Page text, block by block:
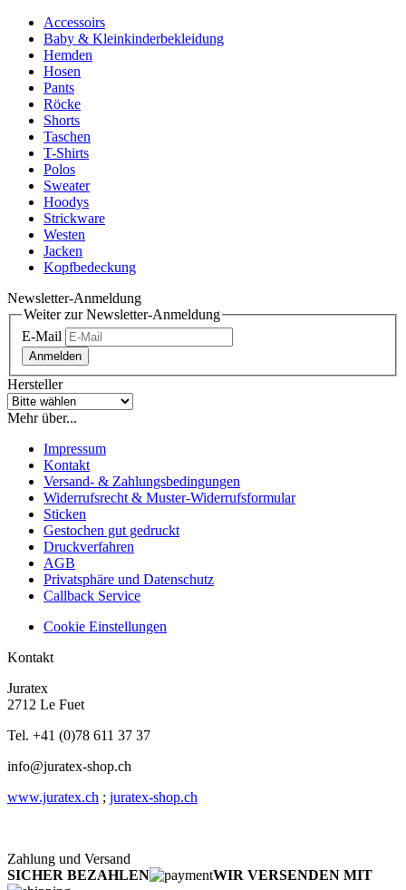
Accessoirs
Baby & Kleinkinderbekleidung
Hemden
Hosen
Pants
Röcke
Shorts
Taschen
T-Shirts
Polos
Sweater
Hoodys
Strickware
Westen
Jacken
Kopfbedeckung
Newsletter-Anmeldung
Weiter zur Newsletter-Anmeldung
E-Mail
Anmelden
Hersteller
Mehr über...
Impressum
Kontakt
Versand- & Zahlungsbedingungen
Widerrufsrecht & Muster-Widerrufsformular
Sticken
Gestochen gut gedruckt
Druckverfahren
AGB
Privatsphäre und Datenschutz
Callback Service
Cookie Einstellungen
Kontakt
Juratex
2712 Le Fuet
Tel. +41 (0)78 611 37 37
info@juratex-shop.ch
www.juratex.ch ; juratex-shop.ch
Zahlung und Versand
SICHER BEZAHLEN
WIR VERSENDEN MIT